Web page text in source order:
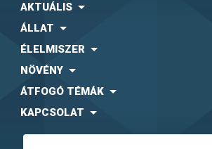
AKTUÁLIS
ÁLLAT
ÉLELMISZER
NÖVÉNY
ÁTFOGÓ TÉMÁK
KAPCSOLAT